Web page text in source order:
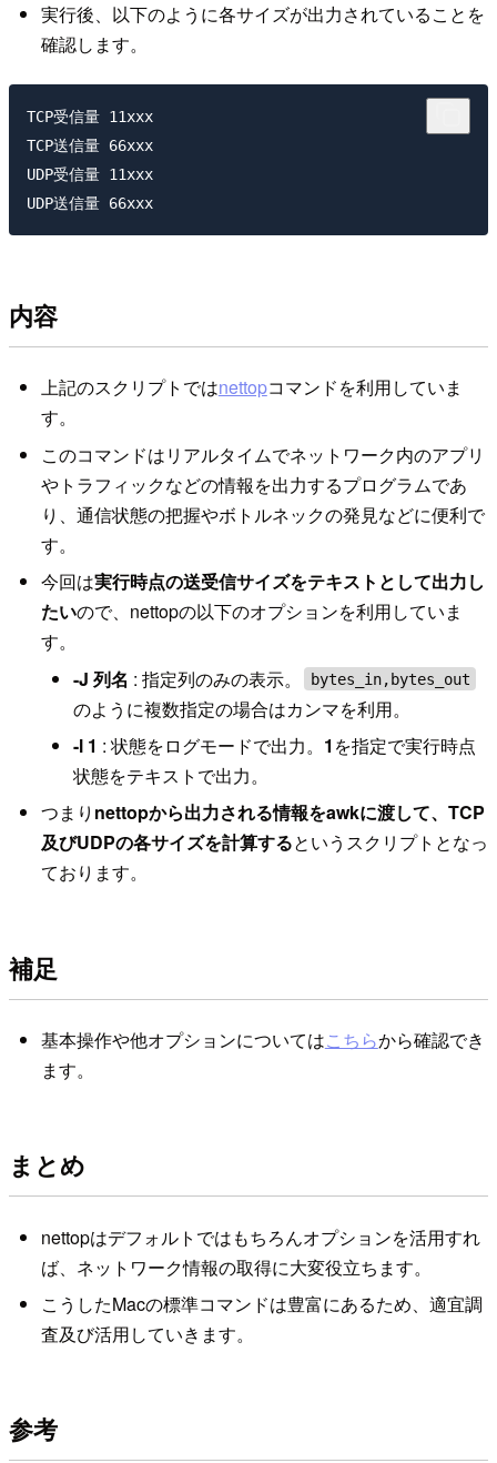
実行後、以下のように各サイズが出力されていることを
確認します。
TCP受信量 11xxx
TCP送信量 66xxx
UDP受信量 11xxx
内容
上記のスクリプトではnettopコマンドを利用していま
す。
このコマンドはリアルタイムでネットワーク内のアプリ
やトラフィックなどの情報を出力するプログラムであ
り、通信状態の把握やボトルネックの発見などに便利で
す。
今回は実行時点の送受信サイズをテキストとして出力し
たいので、nettopの以下のオプションを利用していま
す。
-J 列名 : 指定列のみの表示。 bytes_in,bytes_out
のように複数指定の場合はカンマを利用。
-l 1 : 状態をログモードで出力。 1 を指定で実行時点
状態をテキストで出力。
つまり nettopから出力される情報をawkに渡して、TCP
及びUDPの各サイズを計算するというスクリプトとなっ
ております。
補足
基本操作や他オプションについてはこちらから確認でき
ます。
まとめ
nettopはデフォルトではもちろんオプションを活用すれ
ば、ネットワーク情報の取得に大変役立ちます。
こうしたMacの標準コマンドは豊富にあるため、適宜調
査及び活用していきます。
参考